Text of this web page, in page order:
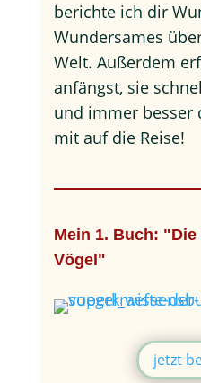
berichte ich dir
Wundersames
Welt. Außerdem
anfängst, sie
und immer besser
mit auf die Reise!
Mein 1. Buch:
Vögel"
jetzt